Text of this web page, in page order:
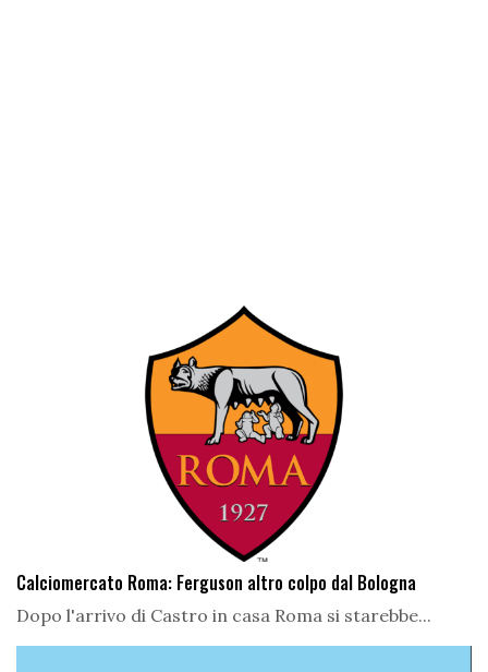
Calciomercato Roma: Ferguson altro colpo dal Bologna
Dopo l'arrivo di Castro in casa Roma si starebbe...